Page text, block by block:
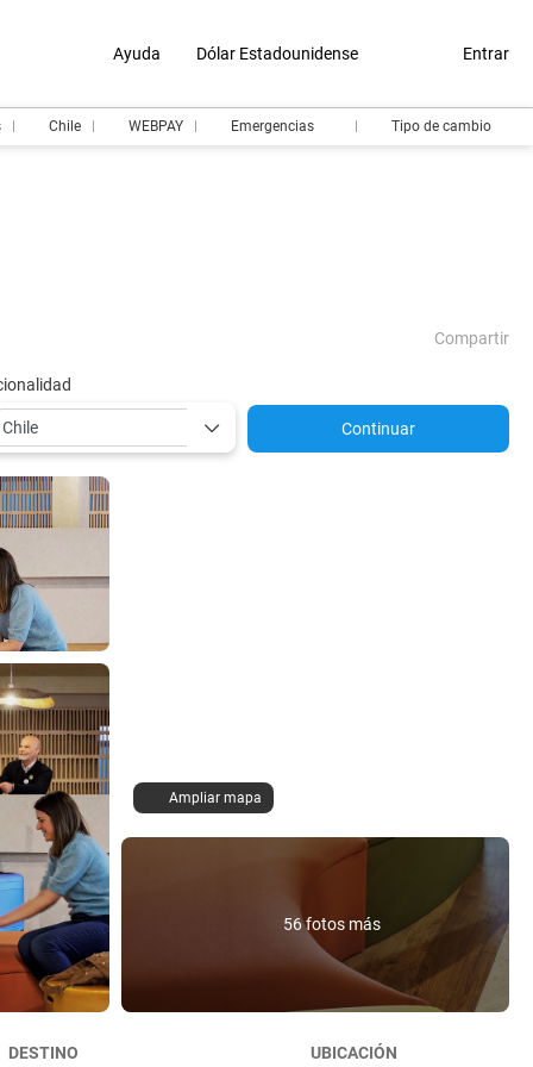
Ayuda Dólar Estadounidense Entrar
Chile WEBPAY Emergencias Tipo de cambio
Compartir
Continuar
Ampliar mapa
56 fotos más
DESTINO UBICACIÓN